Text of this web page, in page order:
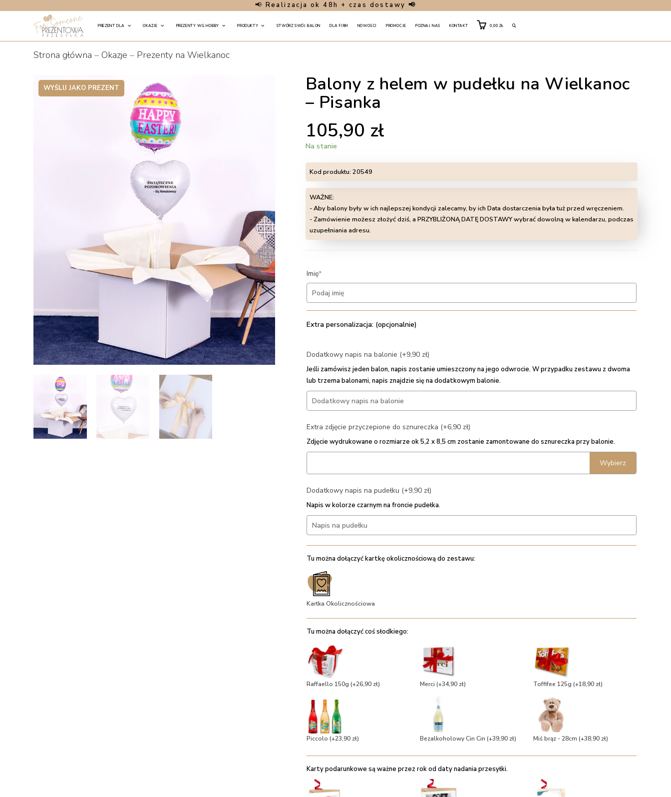
📢 Realizacja ok 48h + czas dostawy 📢
PREZENT DLA OKAZJE PREZENTY WG HOBBY PRODUKTY STWÓRZ SWÓJ BALON DLA FIRM NOWOŚCI PROMOCJE POZNAJ NAS KONTAKT 0,00ZŁ TOGGLE
SEARCH
Strona główna –Okazje – Prezenty na Wielkanoc
WYŚLIJ JAKO PREZENT
Balony z helem w pudełku na Wielkanoc
– Pisanka
105,90 zł
Na stanie
Kod produktu: 20549
WAŻNE:
- Aby balony były w ich najlepszej kondycji zalecamy, by ich Data dostarczenia była tuż przed wręczeniem.
- Zamówienie możesz złożyć dziś, a PRZYBLIŻONĄ DATĘ DOSTAWY wybrać dowolną w kalendarzu, podczas
uzupełniania adresu.
Imię*(required)
Extra personalizacja: (opcjonalnie)
Dodatkowy napis na balonie (+9,90 zł)
Jeśli zamówisz jeden balon, napis zostanie umieszczony na jego odwrocie. W przypadku zestawu z dwoma
lub trzema balonami, napis znajdzie się na dodatkowym balonie.
Extra zdjęcie przyczepione do sznureczka (+6,90 zł)
Zdjęcie wydrukowane o rozmiarze ok 5,2 x 8,5 cm zostanie zamontowane do sznureczka przy balonie.
Wybierz
Dodatkowy napis na pudełku (+9,90 zł)
Napis w kolorze czarnym na froncie pudełka.
Tu można dołączyć kartkę okolicznościową do zestawu:
Kartka Okolicznościowa
Tu można dołączyć coś słodkiego:
Raffaello 150g (+26,90 zł) Merci (+34,90 zł) Toffifee 125g (+18,90 zł)
Piccolo (+23,90 zł) Bezalkoholowy Cin Cin (+39,90 zł) Miś brąz - 28cm (+38,90 zł)
Karty podarunkowe są ważne przez rok od daty nadania przesyłki.